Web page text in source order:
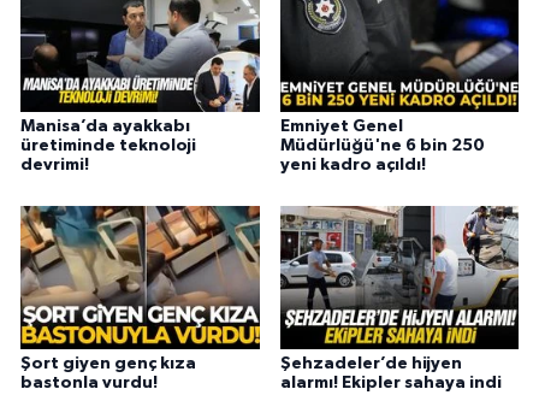
Manisa’da ayakkabı
üretiminde teknoloji
devrimi!
Emniyet Genel
Müdürlüğü'ne 6 bin 250
yeni kadro açıldı!
Şort giyen genç kıza
bastonla vurdu!
Şehzadeler’de hijyen
alarmı! Ekipler sahaya indi